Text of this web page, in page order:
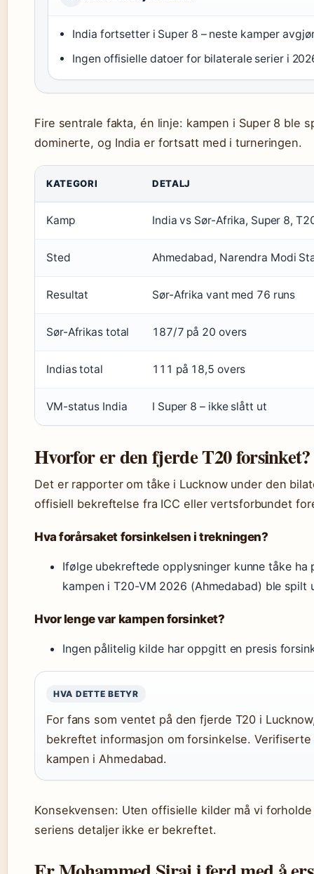
India fortsetter i Super 8 – neste kamper
Ingen offisielle datoer for bilaterale serier i
Fire sentrale fakta, én linje: kampen i Super 8 ble
dominerte, og India er fortsatt med i turneringen.
KATEGORI DETALJ
Kamp India vs Sør-Afrika, Super 8,
Sted Ahmedabad, Narendra Modi
Resultat Sør-Afrika vant med 76 runs
Sør-Afrikas total 187/7 på 20 overs
Indias total 111 på 18,5 overs
VM-status India I Super 8 – ikke slått ut
Hvorfor er den fjerde T20 forsinket?
Det er rapporter om tåke i Lucknow under den
offisiell bekreftelse fra ICC eller vertsforbundet
Hva forårsaket forsinkelsen i trekningen?
Ifølge ubekreftede opplysninger kunne tåke
kampen i T20-VM 2026 (Ahmedabad) ble spilt
Hvor lenge var kampen forsinket?
Ingen pålitelig kilde har oppgitt en presis
HVA DETTE BETYR
For fans som ventet på den fjerde T20 i
bekreftet informasjon om forsinkelse.
kampen i Ahmedabad.
Konsekvensen: Uten offisielle kilder må vi
seriens detaljer ikke er bekreftet.